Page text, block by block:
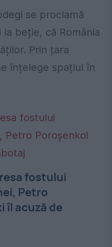
se proclamă
beție, că România
Prin țara
înțelege spațiul în
fostului
Petro
îl acuză de